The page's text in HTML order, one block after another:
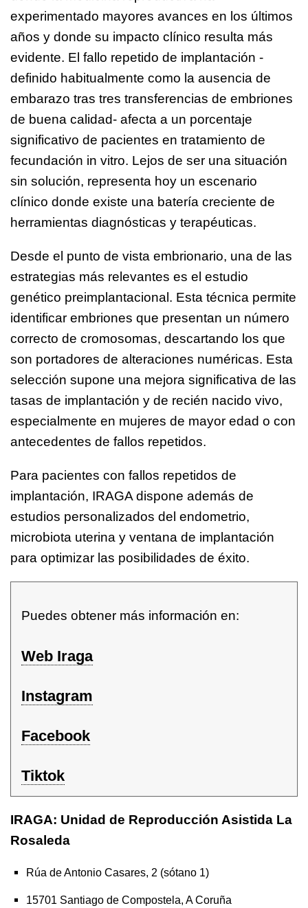
experimentado mayores avances en los últimos
años y donde su impacto clínico resulta más
evidente. El fallo repetido de implantación -
definido habitualmente como la ausencia de
embarazo tras tres transferencias de embriones
de buena calidad- afecta a un porcentaje
significativo de pacientes en tratamiento de
fecundación in vitro. Lejos de ser una situación
sin solución, representa hoy un escenario
clínico donde existe una batería creciente de
herramientas diagnósticas y terapéuticas.
Desde el punto de vista embrionario, una de las
estrategias más relevantes es el estudio
genético preimplantacional. Esta técnica permite
identificar embriones que presentan un número
correcto de cromosomas, descartando los que
son portadores de alteraciones numéricas. Esta
selección supone una mejora significativa de las
tasas de implantación y de recién nacido vivo,
especialmente en mujeres de mayor edad o con
antecedentes de fallos repetidos.
Para pacientes con fallos repetidos de
implantación, IRAGA dispone además de
estudios personalizados del endometrio,
microbiota uterina y ventana de implantación
para optimizar las posibilidades de éxito.
Puedes obtener más información en:
Web Iraga
Instagram
Facebook
Tiktok
IRAGA: Unidad de Reproducción Asistida La
Rosaleda
Rúa de Antonio Casares, 2 (sótano 1)
15701 Santiago de Compostela, A Coruña